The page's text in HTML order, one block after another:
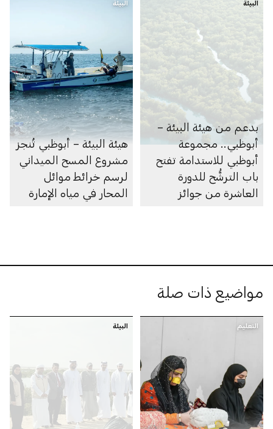
البيئة
بدعم من هيئة البيئة –
أبوظبي.. مجموعة
أبوظبي للاستدامة تفتح
باب الترشُّح للدورة
العاشرة من جوائز
البيئة
هيئة البيئة – أبوظبي تُنجز
مشروع المسح الميداني
لرسم خرائط موائل
المحار في مياه الإمارة
مواضيع ذات صلة
التعليم البيئة